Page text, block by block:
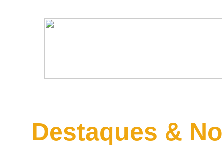
Destaques &